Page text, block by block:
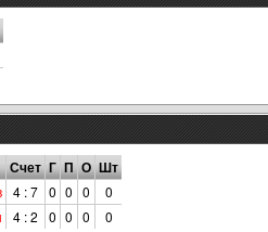
Счет Г П О Шт
4 : 7 0 0 0
0
4 : 2 0 0 0 0